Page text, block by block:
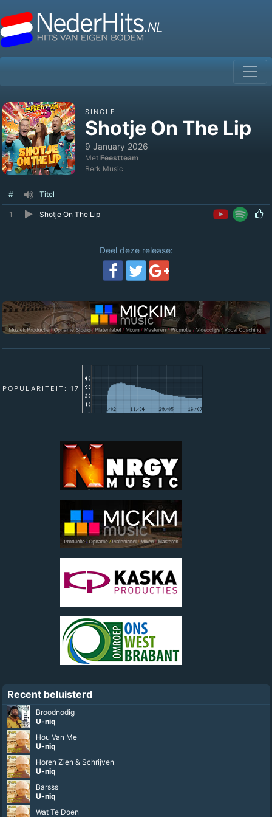
SINGLE
Shotje On The Lip
9 January 2026
Met Feestteam
Berk Music
# Titel
1 Shotje On The Lip
Deel deze release:
POPULARITEIT: 17
Recent beluisterd
Broodnodig
U-niq
Hou Van Me
U-niq
Horen Zien & Schrijven
U-niq
Barsss
U-niq
Wat Te Doen